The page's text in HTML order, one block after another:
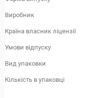
Виробник
Країна власник ліцензії
Умови відпуску
Вид упаковки
Кількість в упаковці